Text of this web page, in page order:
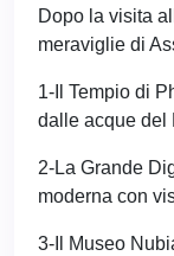
Dopo la visita
meraviglie di
1-Il Tempio di
dalle acque del
2-La Grande
moderna con
3-Il Museo